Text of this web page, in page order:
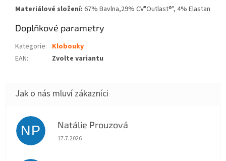
Materiálové složení: 67% Bavlna,29% CV"Outlast®", 4% Elastan
Doplňkové parametry
Kategorie: Klobouky
EAN: Zvolte variantu
NP Natálie Prouzová
Hodnocení obchodu je 5 z 5 hvězdiček.
17.7.2026